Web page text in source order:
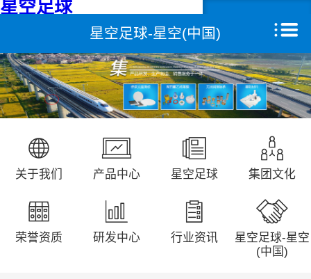
星空足球
星空足球-星空(中国)
关于我们 产品中心 星空足球 集团文化
荣誉资质 研发中心 行业资讯
星空足球-星空
(中国)
星空足球
关于我们
产品中心
远征研发中心
创新能力
集团文化
荣誉资质